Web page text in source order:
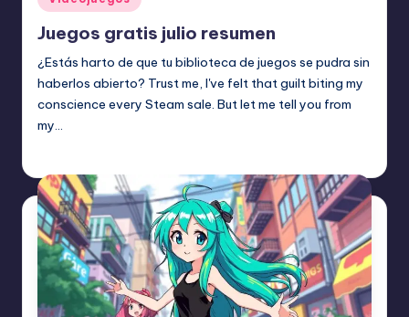
en
Juegos gratis julio resumen
¿Estás harto de que tu biblioteca de juegos se pudra sin
haberlos abierto? Trust me, I've felt that guilt biting my
conscience every Steam sale. But let me tell you from
my…